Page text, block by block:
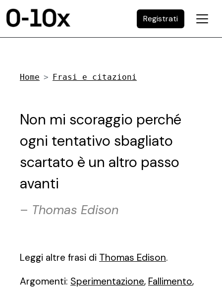
Registrati
Home Frasi e citazioni
Non mi scoraggio perché
ogni tentativo sbagliato
scartato è un altro passo
avanti
– Thomas Edison
Leggi altre frasi di Thomas Edison.
Argomenti: Sperimentazione, Fallimento,